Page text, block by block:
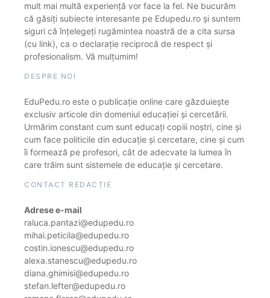
mult mai multă experiență vor face la fel. Ne bucurăm
că găsiți subiecte interesante pe Edupedu.ro și suntem
siguri că înțelegeți rugămintea noastră de a cita sursa
(cu link), ca o declarație reciprocă de respect și
profesionalism. Vă mulțumim!
DESPRE NOI
EduPedu.ro este o publicație online care găzduiește
exclusiv articole din domeniul educației și cercetării.
Urmărim constant cum sunt educați copiii noștri, cine și
cum face politicile din educație și cercetare, cine și cum
îi formează pe profesori, cât de adecvate la lumea în
care trăim sunt sistemele de educație și cercetare.
CONTACT REDACȚIE
Adrese e-mail
raluca.pantazi@edupedu.ro
mihai.peticila@edupedu.ro
costin.ionescu@edupedu.ro
alexa.stanescu@edupedu.ro
diana.ghimisi@edupedu.ro
stefan.lefter@edupedu.ro